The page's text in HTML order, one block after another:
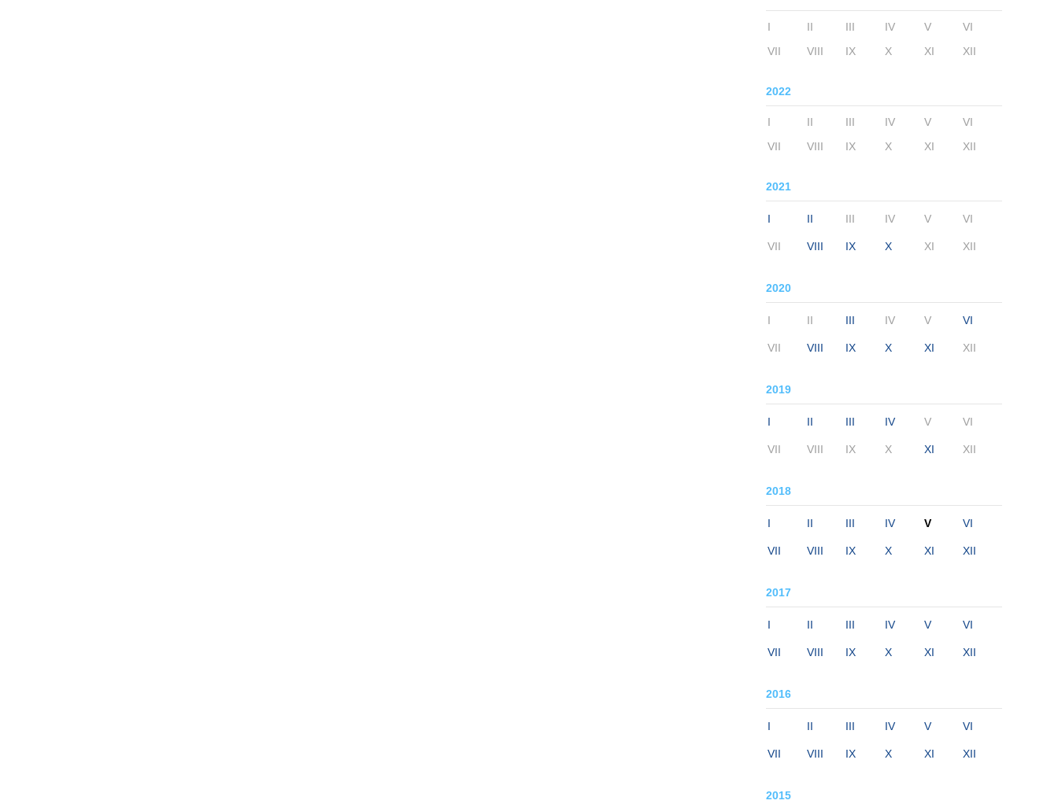
I II III IV V
VI
VII
VIII IX X XI XII
2022
I II III IV V
VI
VII
VIII IX X XI XII
2021
I II III IV V VI
VII VIII IX X XI XII
2020
I II III IV V VI
VII VIII IX X XI XII
2019
I II III IV V VI
VII VIII IX X XI XII
2018
I II III IV V VI
VII VIII IX X XI XII
2017
I II III IV V VI
VII VIII IX X XI XII
2016
I II III IV V VI
VII VIII IX X XI XII
2015